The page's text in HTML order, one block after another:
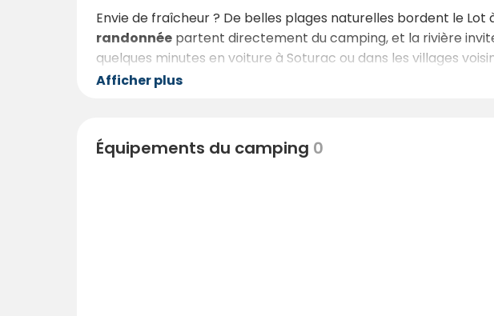
Envie de fraîcheur ? De belles plages naturelles bordent le Lot
randonnée partent directement du camping, et la rivière
quelques minutes en voiture à Soturac ou dans les villages
accompagnés de leur animal.
Afficher plus
Équipements du camping 0